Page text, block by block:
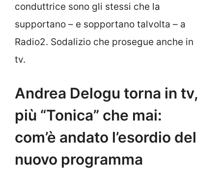
conduttrice sono gli stessi che la
supportano – e sopportano talvolta – a
Radio2. Sodalizio che prosegue anche in
tv.
Andrea Delogu torna in tv,
più “Tonica” che mai:
com’è andato l’esordio del
nuovo programma